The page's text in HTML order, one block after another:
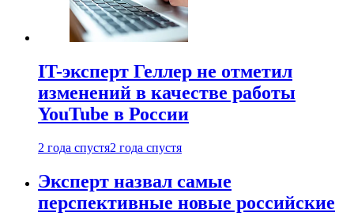
IT-эксперт Геллер не отметил
изменений в качестве работы
YouTube в России
2 года спустя2 года спустя
Эксперт назвал самые
перспективные новые российские